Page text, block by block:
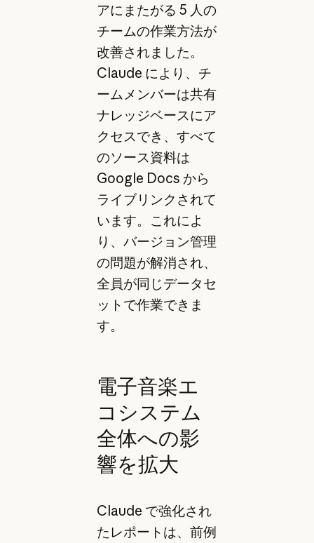
アにまたがる 5 人の
チームの作業方法が
改善されました。
Claude により、チ
ームメンバーは共有
ナレッジベースにア
クセスでき、すべて
のソース資料は
Google Docs から
ライブリンクされて
います。これによ
り、バージョン管理
の問題が解消され、
全員が同じデータセ
ットで作業できま
す。
電子音楽エ
コシステム
全体への影
響を拡大
Claude で強化され
たレポートは、前例